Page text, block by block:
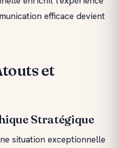
efficace devient
et
Stratégique
situation exceptionnelle